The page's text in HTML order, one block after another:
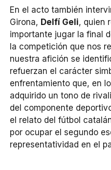
En el acto también
Girona, Delfí Geli, quien
importante jugar la final
la competición que nos
nuestra afición se
refuerzan el carácter
enfrentamiento que, en
adquirido un tono de
del componente
el relato del fútbol
por ocupar el segundo
representatividad en el